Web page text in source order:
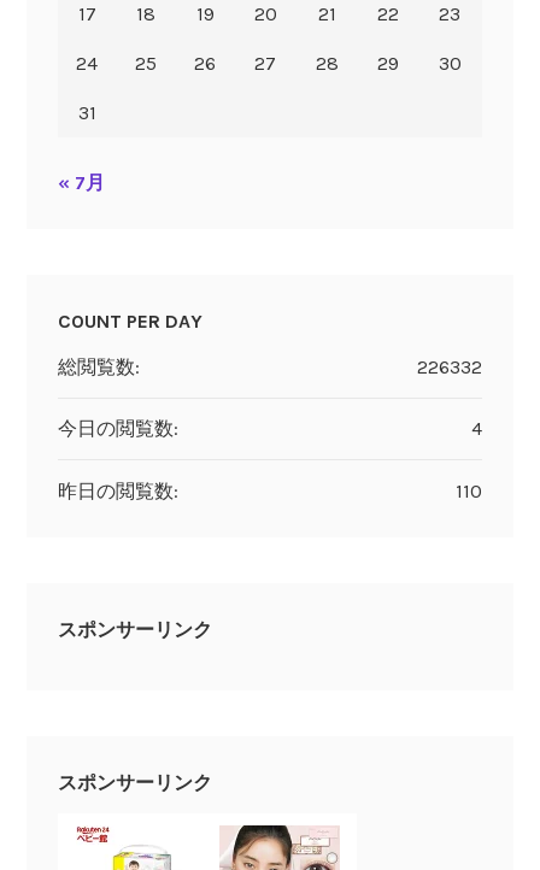
17 18 19 20 21 22 23
24 25 26 27 28 29 30
31
« 7月
COUNT PER DAY
226332
総閲覧数:
4
今日の閲覧数:
110
昨日の閲覧数:
スポンサーリンク
スポンサーリンク